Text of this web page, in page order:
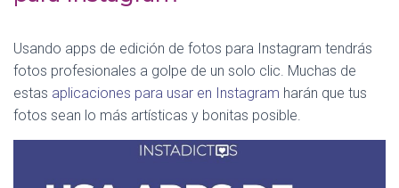
Usando apps de edición de fotos para Instagram tendrás
fotos profesionales a golpe de un solo clic. Muchas de
estas aplicaciones para usar en Instagram harán que tus
fotos sean lo más artísticas y bonitas posible.